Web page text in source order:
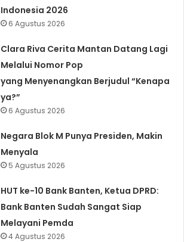
Indonesia 2026
6 Agustus 2026
Clara Riva Cerita Mantan Datang Lagi
Melalui Nomor Pop
yang Menyenangkan Berjudul “Kenapa
ya?”
6 Agustus 2026
Negara Blok M Punya Presiden, Makin
Menyala
5 Agustus 2026
HUT ke-10 Bank Banten, Ketua DPRD:
Bank Banten Sudah Sangat Siap
Melayani Pemda
4 Agustus 2026